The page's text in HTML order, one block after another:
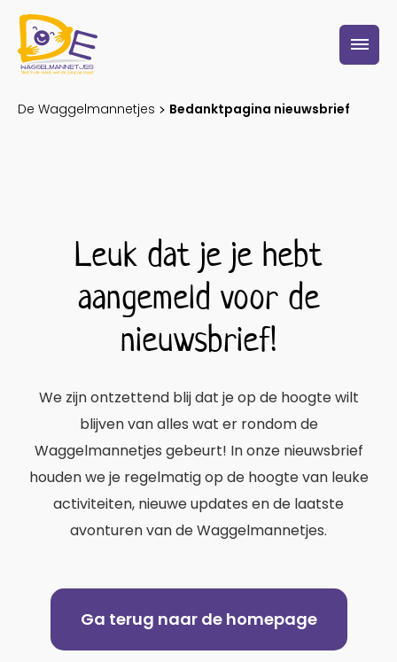
De Waggelmannetjes Bedanktpagina nieuwsbrief
Leuk dat je je hebt
aangemeld voor de
nieuwsbrief!
We zijn ontzettend blij dat je op de hoogte wilt
blijven van alles wat er rondom de
Waggelmannetjes gebeurt! In onze nieuwsbrief
houden we je regelmatig op de hoogte van leuke
activiteiten, nieuwe updates en de laatste
avonturen van de Waggelmannetjes.
Ga terug naar de homepage